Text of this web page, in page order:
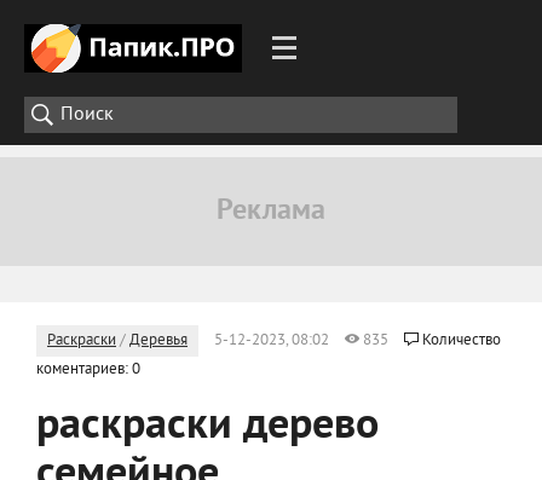
Раскраски /Деревья 5-12-2023, 08:02 835
Количество
коментариев: 0
раскраски дерево